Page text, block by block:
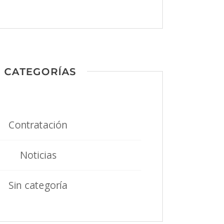
CATEGORÍAS
Contratación
Noticias
Sin categoría